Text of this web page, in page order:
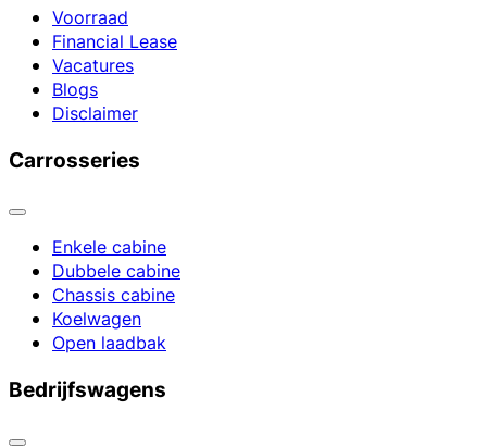
Voorraad
Financial Lease
Vacatures
Blogs
Disclaimer
Carrosseries
Enkele cabine
Dubbele cabine
Chassis cabine
Koelwagen
Open laadbak
Bedrijfswagens